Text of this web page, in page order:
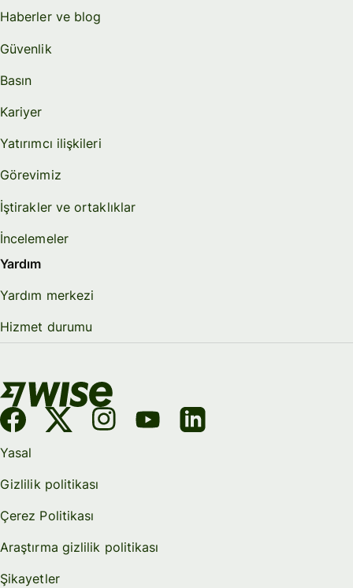
Haberler ve blog
Güvenlik
Basın
Kariyer
Yatırımcı ilişkileri
Görevimiz
İştirakler ve ortaklıklar
İncelemeler
Yardım
Yardım merkezi
Hizmet durumu
Yasal
Gizlilik politikası
Çerez Politikası
Araştırma gizlilik politikası
Şikayetler